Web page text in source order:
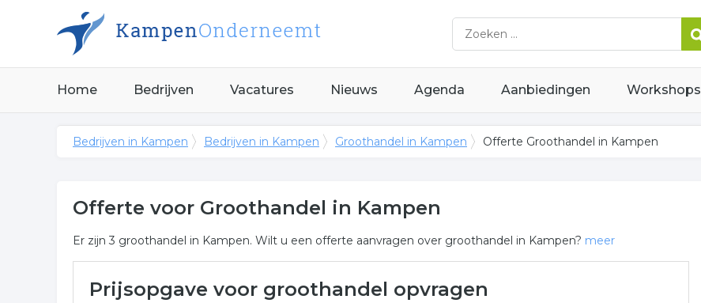
Home Bedrijven Vacatures Nieuws Agenda Aanbiedingen Workshops
Bedrijven in Kampen Bedrijven in Kampen Groothandel in Kampen Offerte Groothandel in Kampen
Offerte voor Groothandel in Kampen
Er zijn 3 groothandel in Kampen. Wilt u een offerte aanvragen over groothandel in Kampen? meer
Prijsopgave voor groothandel opvragen